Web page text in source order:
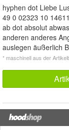
hyphen dot Liebe
49 0 02323 10
ab dot absolut
anderen anderes
auslegen äußerlich
* maschinell aus der